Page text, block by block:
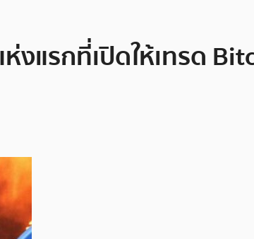
งแรกที่เปิดให้เทรด